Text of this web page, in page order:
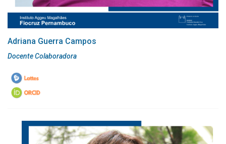
Adriana Guerra Campos
Docente Colaboradora